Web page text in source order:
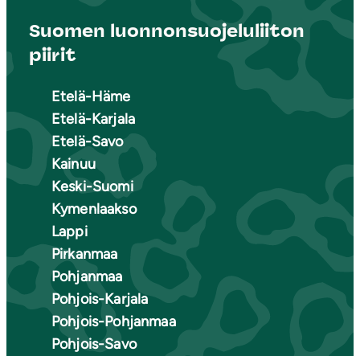
Suomen luonnonsuojeluliiton
piirit
Etelä-Häme
Etelä-Karjala
Etelä-Savo
Kainuu
Keski-Suomi
Kymenlaakso
Lappi
Pirkanmaa
Pohjanmaa
Pohjois-Karjala
Pohjois-Pohjanmaa
Pohjois-Savo